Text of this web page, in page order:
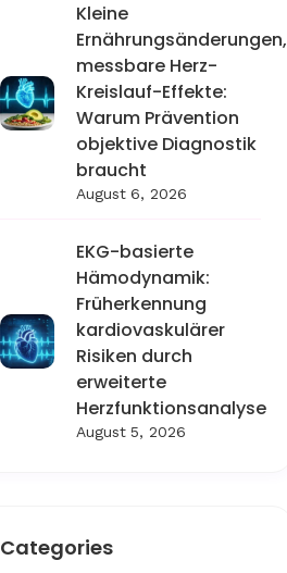
Kleine
Ernährungsänderungen,
messbare Herz-
Kreislauf-Effekte:
Warum Prävention
objektive Diagnostik
braucht
August 6, 2026
EKG-basierte
Hämodynamik:
Früherkennung
kardiovaskulärer
Risiken durch
erweiterte
Herzfunktionsanalyse
August 5, 2026
Categories